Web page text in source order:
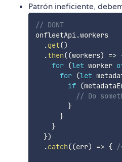
Patrón ineficiente,
// DONT
onfleetApi.workers
.get()
.then((workers) =>
for (let worker
for (let
if (
// Do
}
}
}
})
.catch((err) => {